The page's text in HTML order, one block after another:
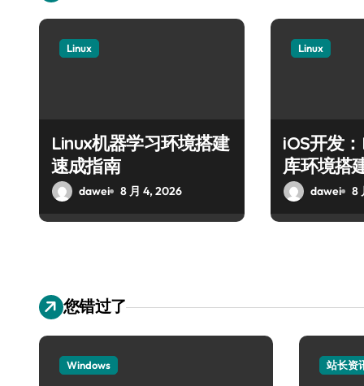
Linux
Linux机器学习环境搭建
速成指南
dawei 8 月 4, 2026
Linux
iOS开发
库环境搭
dawei 8
您错过了
Windows 站长资